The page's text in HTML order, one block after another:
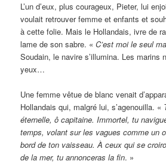
L’un d’eux, plus courageux, Pieter, lui
voulait retrouver femme et enfants et
à cette folie. Mais le Hollandais, ivre de
lame de son sabre. «C’est moi le seul
Soudain, le navire s’illumina. Les marins
yeux…
Une femme vêtue de blanc venait
Hollandais qui, malgré lui, s’agenouilla. «
éternelle, ô capitaine. Immortel, tu
temps, volant sur les vagues comme un
bord de ton vaisseau. À ceux qui se
de la mer, tu annonceras la fin. »